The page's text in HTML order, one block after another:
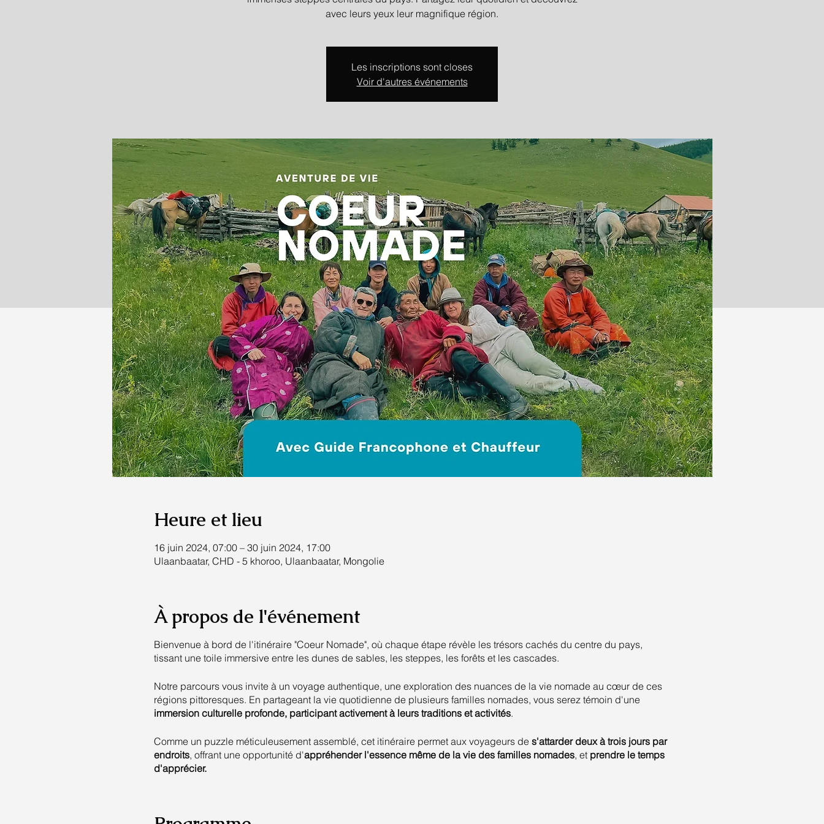
avec leurs yeux leur magnifique région.
Les inscriptions sont closes
Voir d'autres événements
Heure et lieu
16 juin 2024, 07:00 – 30 juin 2024, 17:00
Ulaanbaatar, CHD - 5 khoroo, Ulaanbaatar, Mongolie
À propos de l'événement
Bienvenue à bord de l'itinéraire "Coeur Nomade", où chaque étape révèle les trésors cachés du centre du pays,
tissant une toile immersive entre les dunes de sables, les steppes, les forêts et les cascades.
Notre parcours vous invite à un voyage authentique, une exploration des nuances de la vie nomade au cœur de ces
régions pittoresques. En partageant la vie quotidienne de plusieurs familles nomades, vous serez témoin d'une
immersion culturelle profonde, participant activement à leurs traditions et activités.
Comme un puzzle méticuleusement assemblé, cet itinéraire permet aux voyageurs de s'attarder deux à trois jours par
endroits, offrant une opportunité d'appréhender l'essence même de la vie des familles nomades, et prendre le temps
d'apprécier.